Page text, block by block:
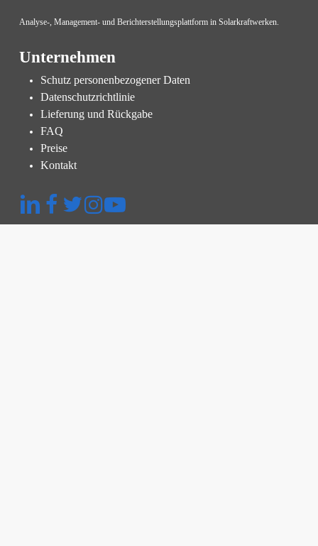
Analyse-, Management- und Berichterstellungsplattform in Solarkraftwerken.
Unternehmen
Schutz personenbezogener Daten
Datenschutzrichtlinie
Lieferung und Rückgabe
FAQ
Preise
Kontakt